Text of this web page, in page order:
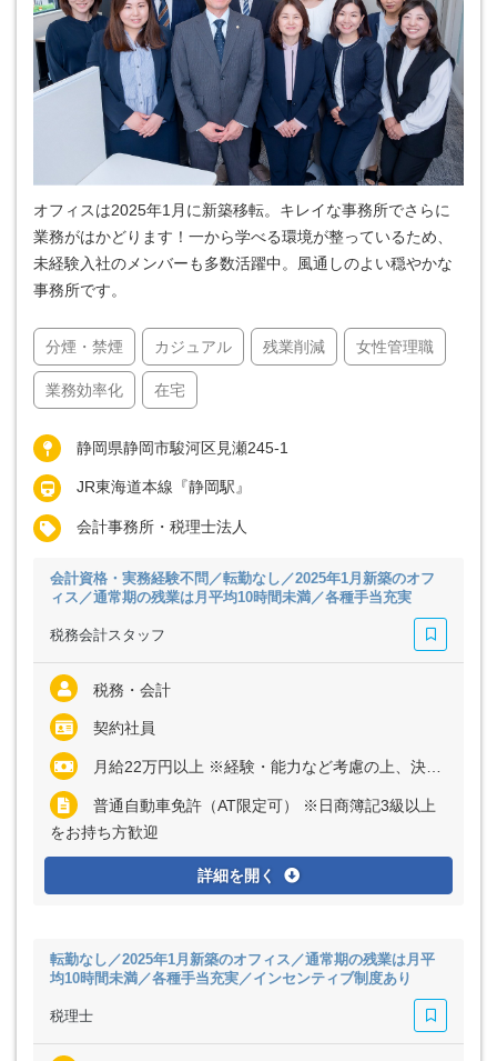
オフィスは2025年1月に新築移転。キレイな事務所でさらに
業務がはかどります！一から学べる環境が整っているため、
未経験入社のメンバーも多数活躍中。風通しのよい穏やかな
事務所です。
分煙・禁煙 カジュアル 残業削減 女性管理職
業務効率化 在宅
静岡県静岡市駿河区見瀬245-1
JR東海道本線『静岡駅』
会計事務所・税理士法人
会計資格・実務経験不問／転勤なし／2025年1月新築のオフ
ィス／通常期の残業は月平均10時間未満／各種手当充実
税務会計スタッフ
税務・会計
契約社員
月給22万円以上 ※経験・能力など考慮の上、決定いたします ※残業代は全額支給
普通自動車免許（AT限定可） ※日商簿記3級以上
をお持ち方歓迎
詳細を開く
転勤なし／2025年1月新築のオフィス／通常期の残業は月平
均10時間未満／各種手当充実／インセンティブ制度あり
税理士